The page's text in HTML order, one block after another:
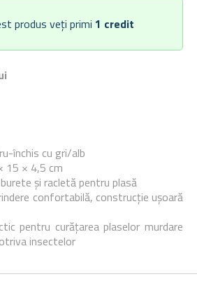
închis cu gri/alb
15 × 4,5 cm
și racletă pentru plasă
confortabilă, construcție ușoară
pentru curățarea plaselor murdare
insectelor
produs veți primi 1 credit